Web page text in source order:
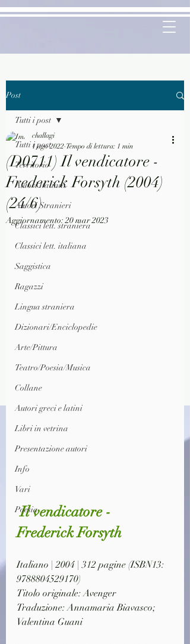
Post
Tutti i post
Territorio
Autori Italiani
Autori Stranieri
Classici lett. straniera
Classici lett. italiana
Saggistica
Ragazzi
Lingua straniera
Dizionari/Enciclopedie
Arte/Pittura
Teatro/Poesia/Musica
Collane
Autori greci e latini
Libri in vetrina
Presentazione autori
Info
Vari
Poesia
Tutti i post
(D0711) Il vendicatore -
Frederick Forsyth (2004)
(24/6)
challagi
1 ago 2022 Tempo di lettura: 1 min
Aggiornamento:20 mar 2023
Il vendicatore -
Frederick Forsyth
Italiano | 2004 | 312 pagine (ISBN13:
9788804529170)
Titolo originale: Avenger
Traduzione: Annamaria Biavasco;
Valentina Guani